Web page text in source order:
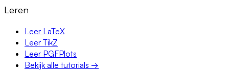
Leren
Leer LaTeX
Leer TikZ
Leer PGFPlots
Bekijk alle tutorials →